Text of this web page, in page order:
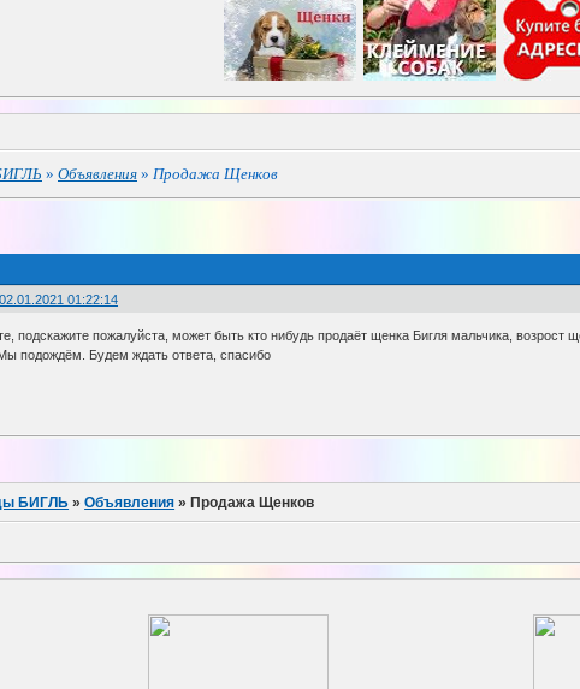
» Объявления » Продажа Щенков
02.01.2021 01:22:14
подскажите пожалуйста, может быть кто нибудь продаёт щенка Бигля мальчика,
подождём. Будем ждать ответа, спасибо
БИГЛЬ »Объявления » Продажа Щенков